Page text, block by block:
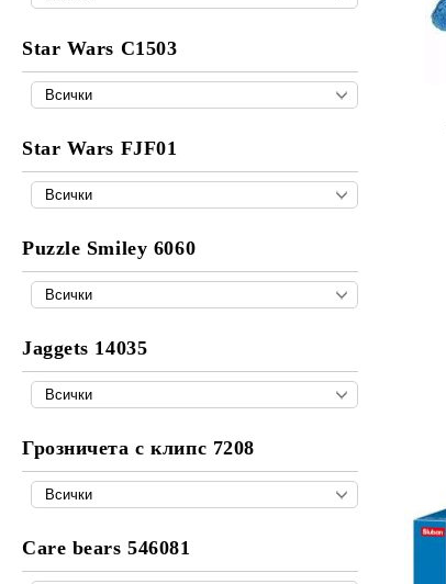
Star Wars C1503
Star Wars FJF01
Puzzle Smiley 6060
Jaggets 14035
Грозничета с клипс 7208
Care bears 546081